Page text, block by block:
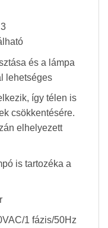
és a lámpa
lehetséges
így télen is
csökkentésére.
elhelyezett
is tartozéka a
1 fázis/50Hz